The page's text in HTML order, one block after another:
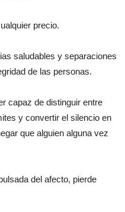
precio.
saludables y separaciones
de las personas.
capaz de distinguir entre
y convertir el silencio en
que alguien alguna vez
del afecto, pierde